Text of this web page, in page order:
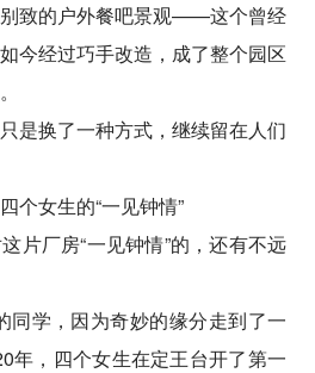
致的户外餐吧景观——这个曾经
今经过巧手改造，成了整个园区
换了一种方式，继续留在人们
女生的“一见钟情”
厂房“一见钟情”的，还有不远
学，因为奇妙的缘分走到了一
年，四个女生在定王台开了第一